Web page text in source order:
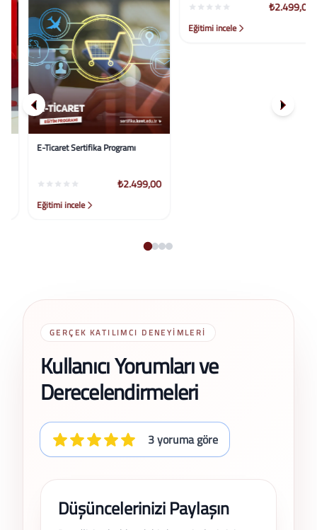
E-Ticaret Sertifika Programı
₺2.499,00
Eğitimi incele
GERÇEK KATILIMCI DENEYIMLERI
Kullanıcı Yorumları ve
Derecelendirmeleri
3 yoruma göre
Düşüncelerinizi Paylaşın